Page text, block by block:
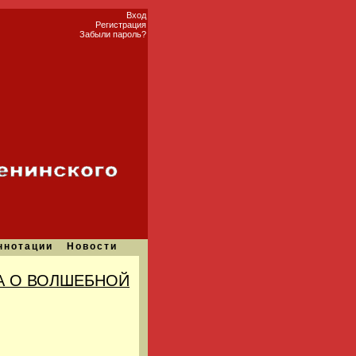
Вход
Регистрация
Забыли пароль?
Новости
О ВОЛШЕБНОЙ